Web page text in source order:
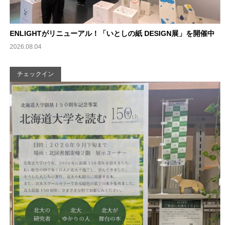
ENLIGHTがリニューアル！「いとしの紙 DESIGN展」を開催中
2026.08.04
チェックイン